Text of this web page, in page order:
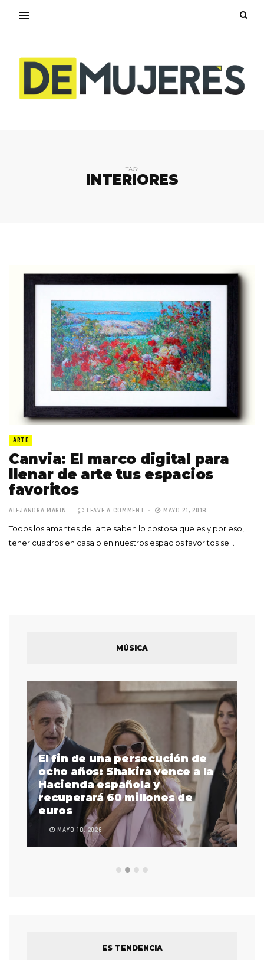
TAG:
INTERIORES
ARTE
Canvia: El marco digital para
llenar de arte tus espacios
favoritos
ALEJANDRA MARÍN LEAVE A COMMENT MAYO 21, 2018
Todos los amantes del arte saben lo costosa que es y por eso,
tener cuadros en casa o en nuestros espacios favoritos se…
MÚSICA
El fin de una persecución de
ocho años: Shakira vence a la
Hacienda española y
recuperará 60 millones de
euros
MAYO 18, 2026
ES TENDENCIA